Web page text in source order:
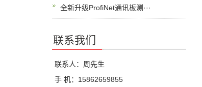
全新升级ProfiNet通讯板测···
联系我们
联系人：周先生
手 机：15862659855